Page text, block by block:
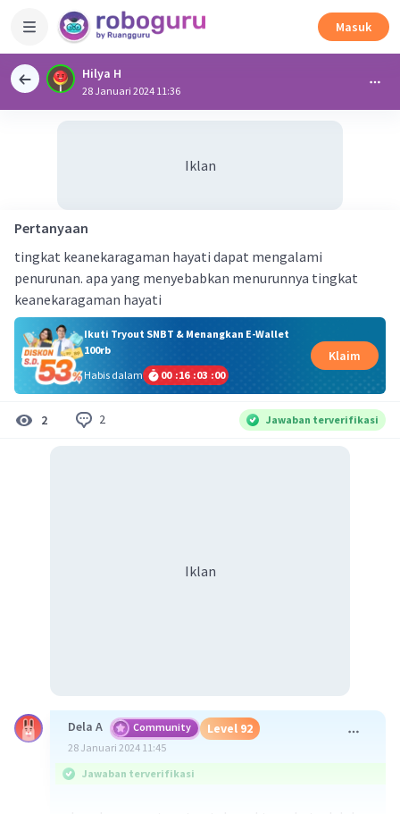
Masuk
Hilya H
28 Januari 2024 11:36
Iklan
Pertanyaan
tingkat keanekaragaman hayati dapat mengalami
penurunan. apa yang menyebabkan menurunnya tingkat
keanekaragaman hayati
Ikuti Tryout SNBT & Menangkan E-Wallet
100rb
Habis dalam
00 :16 :03 :00
Klaim
2 2 Jawaban terverifikasi
Iklan
Dela A Community Level 92
28 Januari 2024 11:45
Jawaban terverifikasi